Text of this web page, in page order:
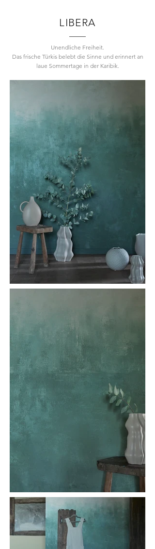
LIBERA
Unendliche Freiheit.
Das frische Türkis belebt die Sinne und erinnert an
laue Sommertage in der Karibik.